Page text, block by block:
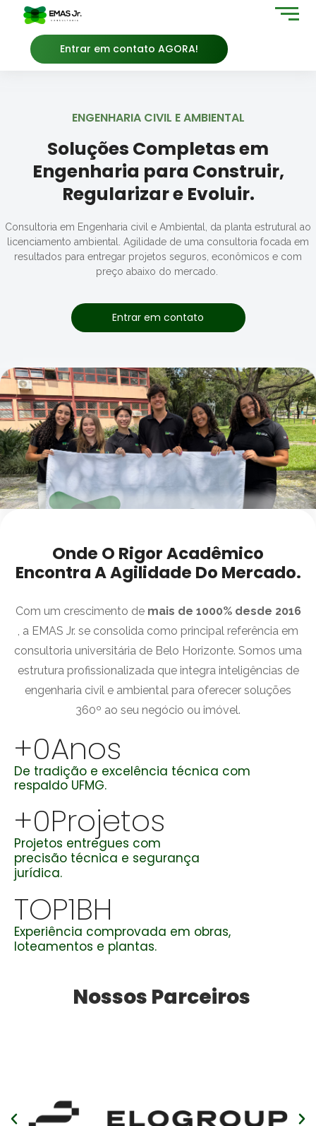
Entrar em contato AGORA!
ENGENHARIA CIVIL E AMBIENTAL
Soluções Completas em
Engenharia para Construir,
Regularizar e Evoluir.
Consultoria em Engenharia civil e Ambiental, da planta estrutural ao
licenciamento ambiental. Agilidade de uma consultoria focada em
resultados para entregar projetos seguros, econômicos e com
preço abaixo do mercado.
Entrar em contato
Onde O Rigor Acadêmico
Encontra A Agilidade Do Mercado.
Com um crescimento de mais de 1000% desde 2016
, a EMAS Jr. se consolida como principal referência em
consultoria universitária de Belo Horizonte. Somos uma
estrutura profissionalizada que integra inteligências de
engenharia civil e ambiental para oferecer soluções
360º ao seu negócio ou imóvel.
De tradição e excelência técnica com
respaldo UFMG.
+0Anos
Projetos entregues com
precisão técnica e segurança
jurídica.
+0Projetos
Experiência comprovada em obras,
loteamentos e plantas.
TOP1BH
Nossos Parceiros